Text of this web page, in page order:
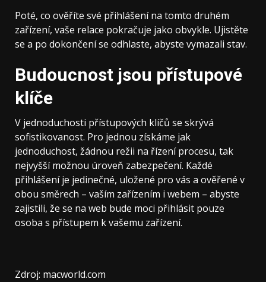
Poté, co ověříte své přihlášení na tomto druhém
zařízení, vaše relace pokračuje jako obvykle. Ujistěte
se a po dokončení se odhlaste, abyste vymazali stav.
Budoucnost jsou přístupové
klíče
V jednoduchosti přístupových klíčů se skrývá
sofistikovanost. Pro jednou získáme jak
jednoduchost, žádnou režii na řízení procesu, tak
nejvyšší možnou úroveň zabezpečení. Každé
přihlášení je jedinečné, uložené pro vás a ověřené v
obou směrech – vaším zařízením i webem – abyste
zajistili, že se na web bude moci přihlásit pouze
osoba s přístupem k vašemu zařízení.
Zdroj: macworld.com